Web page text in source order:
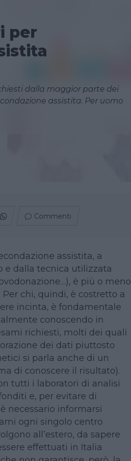
per
dalla maggior parte dei
assistita. Per uomo
Commenti
assistita, a
e dalla tecnica utilizzata
è più o meno
chi, quindi, è costretto a
incinta, è fondamentale
conoscendo in
richiesti, molti dei quali
dei dati piuttosto
si parla anche di un
di conoscere il risultato).
tutti i laboratori di analisi
e, per evitare di
necessario informarsi
ogni singolo centro
all’estero, da sapere
effettuati in Italia